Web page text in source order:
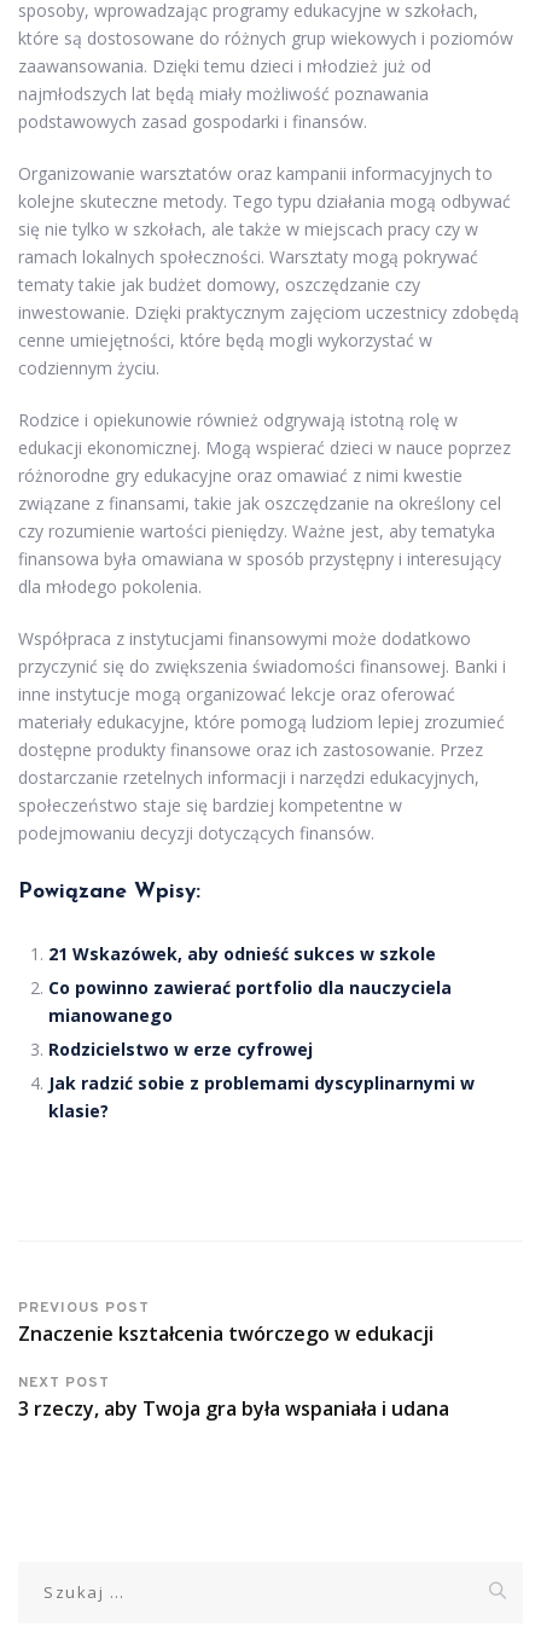
sposoby, wprowadzając programy edukacyjne w szkołach,
które są dostosowane do różnych grup wiekowych i poziomów
zaawansowania. Dzięki temu dzieci i młodzież już od
najmłodszych lat będą miały możliwość poznawania
podstawowych zasad gospodarki i finansów.
Organizowanie warsztatów oraz kampanii informacyjnych to
kolejne skuteczne metody. Tego typu działania mogą odbywać
się nie tylko w szkołach, ale także w miejscach pracy czy w
ramach lokalnych społeczności. Warsztaty mogą pokrywać
tematy takie jak budżet domowy, oszczędzanie czy
inwestowanie. Dzięki praktycznym zajęciom uczestnicy zdobędą
cenne umiejętności, które będą mogli wykorzystać w
codziennym życiu.
Rodzice i opiekunowie również odgrywają istotną rolę w
edukacji ekonomicznej. Mogą wspierać dzieci w nauce poprzez
różnorodne gry edukacyjne oraz omawiać z nimi kwestie
związane z finansami, takie jak oszczędzanie na określony cel
czy rozumienie wartości pieniędzy. Ważne jest, aby tematyka
finansowa była omawiana w sposób przystępny i interesujący
dla młodego pokolenia.
Współpraca z instytucjami finansowymi może dodatkowo
przyczynić się do zwiększenia świadomości finansowej. Banki i
inne instytucje mogą organizować lekcje oraz oferować
materiały edukacyjne, które pomogą ludziom lepiej zrozumieć
dostępne produkty finansowe oraz ich zastosowanie. Przez
dostarczanie rzetelnych informacji i narzędzi edukacyjnych,
społeczeństwo staje się bardziej kompetentne w
podejmowaniu decyzji dotyczących finansów.
Powiązane Wpisy:
21 Wskazówek, aby odnieść sukces w szkole
Co powinno zawierać portfolio dla nauczyciela
mianowanego
Rodzicielstwo w erze cyfrowej
Jak radzić sobie z problemami dyscyplinarnymi w
klasie?
PREVIOUS POST
Znaczenie kształcenia twórczego w edukacji
NEXT POST
3 rzeczy, aby Twoja gra była wspaniała i udana